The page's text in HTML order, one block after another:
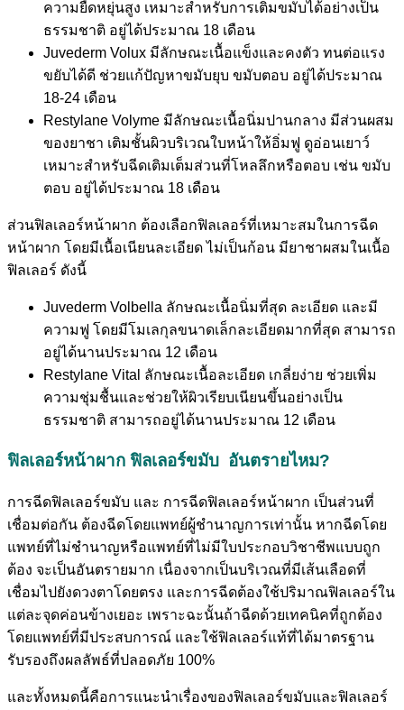
ความยืดหยุ่นสูง เหมาะสำหรับการเติมขมับได้อย่างเป็น
ธรรมชาติ อยู่ได้ประมาณ 18 เดือน
Juvederm Volux มีลักษณะเนื้อแข็งและคงตัว ทนต่อแรง
ขยับได้ดี ช่วยแก้ปัญหาขมับยุบ ขมับตอบ อยู่ได้ประมาณ
18-24 เดือน
Restylane Volyme มีลักษณะเนื้อนิ่มปานกลาง มีส่วนผสม
ของยาชา เติมชั้นผิวบริเวณใบหน้าให้อิ่มฟู ดูอ่อนเยาว์
เหมาะสำหรับฉีดเติมเต็มส่วนที่โหลลึกหรือตอบ เช่น ขมับ
ตอบ อยู่ได้ประมาณ 18 เดือน
ส่วนฟิลเลอร์หน้าผาก ต้องเลือกฟิลเลอร์ที่เหมาะสมในการฉีด
หน้าผาก โดยมีเนื้อเนียนละเอียด ไม่เป็นก้อน มียาชาผสมในเนื้อ
ฟิลเลอร์ ดังนี้
Juvederm Volbella ลักษณะเนื้อนิ่มที่สุด ละเอียด และมี
ความฟู โดยมีโมเลกุลขนาดเล็กละเอียดมากที่สุด สามารถ
อยู่ได้นานประมาณ 12 เดือน
Restylane Vital ลักษณะเนื้อละเอียด เกลี่ยง่าย ช่วยเพิ่ม
ความชุ่มชื้นและช่วยให้ผิวเรียบเนียนขึ้นอย่างเป็น
ธรรมชาติ สามารถอยู่ได้นานประมาณ 12 เดือน
ฟิลเลอร์หน้าผาก ฟิลเลอร์ขมับ อันตรายไหม?
การฉีดฟิลเลอร์ขมับ และ การฉีดฟิลเลอร์หน้าผาก เป็นส่วนที่
เชื่อมต่อกัน ต้องฉีดโดยแพทย์ผู้ชำนาญการเท่านั้น หากฉีดโดย
แพทย์ที่ไม่ชำนาญหรือแพทย์ที่ไม่มีใบประกอบวิชาชีพแบบถูก
ต้อง จะเป็นอันตรายมาก เนื่องจากเป็นบริเวณที่มีเส้นเลือดที่
เชื่อมไปยังดวงตาโดยตรง และการฉีดต้องใช้ปริมาณฟิลเลอร์ใน
แต่ละจุดค่อนข้างเยอะ เพราะฉะนั้นถ้าฉีดด้วยเทคนิคที่ถูกต้อง
โดยแพทย์ที่มีประสบการณ์ และใช้ฟิลเลอร์แท้ที่ได้มาตรฐาน
รับรองถึงผลลัพธ์ที่ปลอดภัย 100%
และทั้งหมดนี้คือการแนะนำเรื่องของฟิลเลอร์ขมับและฟิลเลอร์